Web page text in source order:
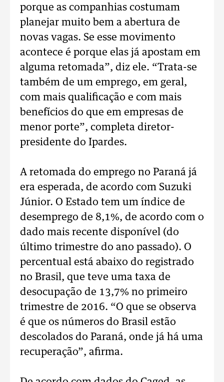
porque as companhias costumam
planejar muito bem a abertura de
novas vagas. Se esse movimento
acontece é porque elas já apostam em
alguma retomada”, diz ele. “Trata-se
também de um emprego, em geral,
com mais qualificação e com mais
benefícios do que em empresas de
menor porte”, completa diretor-
presidente do Ipardes.
A retomada do emprego no Paraná já
era esperada, de acordo com Suzuki
Júnior. O Estado tem um índice de
desemprego de 8,1%, de acordo com o
dado mais recente disponível (do
último trimestre do ano passado). O
percentual está abaixo do registrado
no Brasil, que teve uma taxa de
desocupação de 13,7% no primeiro
trimestre de 2016. “O que se observa
é que os números do Brasil estão
descolados do Paraná, onde já há uma
recuperação”, afirma.